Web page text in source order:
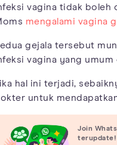
vagina tidak boleh
mengalami vagina
gejala tersebut
vagina yang umum
hal ini terjadi,
untuk
Join
terupdate!